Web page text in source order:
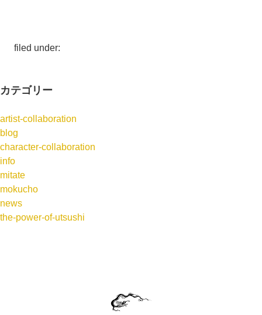
filed under:
カテゴリー
artist-collaboration
blog
character-collaboration
info
mitate
mokucho
news
the-power-of-utsushi